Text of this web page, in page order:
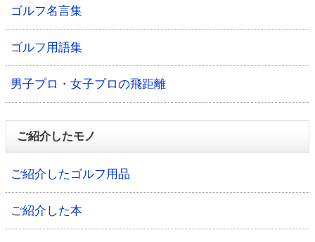
ゴルフ名言集
ゴルフ用語集
男子プロ・女子プロの飛距離
ご紹介したモノ
ご紹介したゴルフ用品
ご紹介した本